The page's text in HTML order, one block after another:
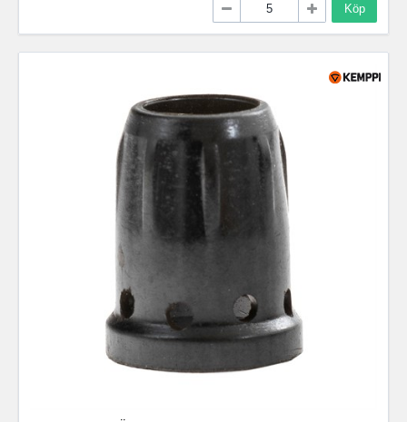
Köp